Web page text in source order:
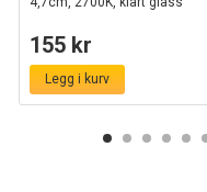
155 kr
Legg i kurv